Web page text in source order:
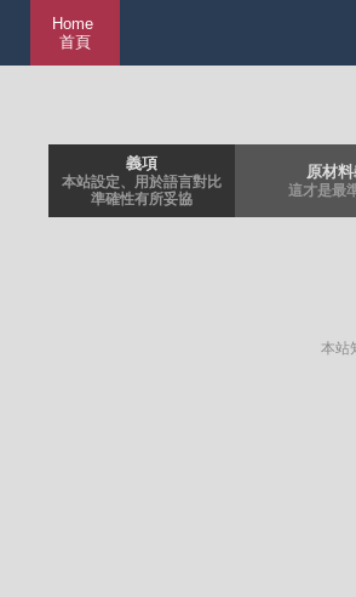
Home
首頁
義項
本站設定、用於語言對比
準確性有所妥協
原材
這才是最
本站